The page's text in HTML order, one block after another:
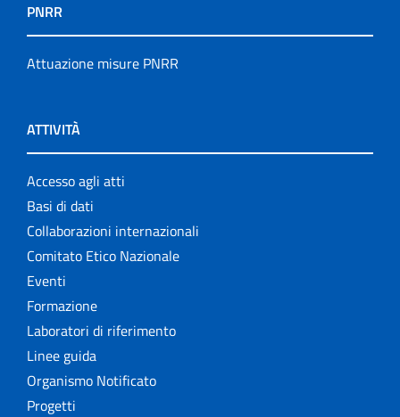
PNRR
Attuazione misure PNRR
ATTIVITÀ
Accesso agli atti
Basi di dati
Collaborazioni internazionali
Comitato Etico Nazionale
Eventi
Formazione
Laboratori di riferimento
Linee guida
Organismo Notificato
Progetti